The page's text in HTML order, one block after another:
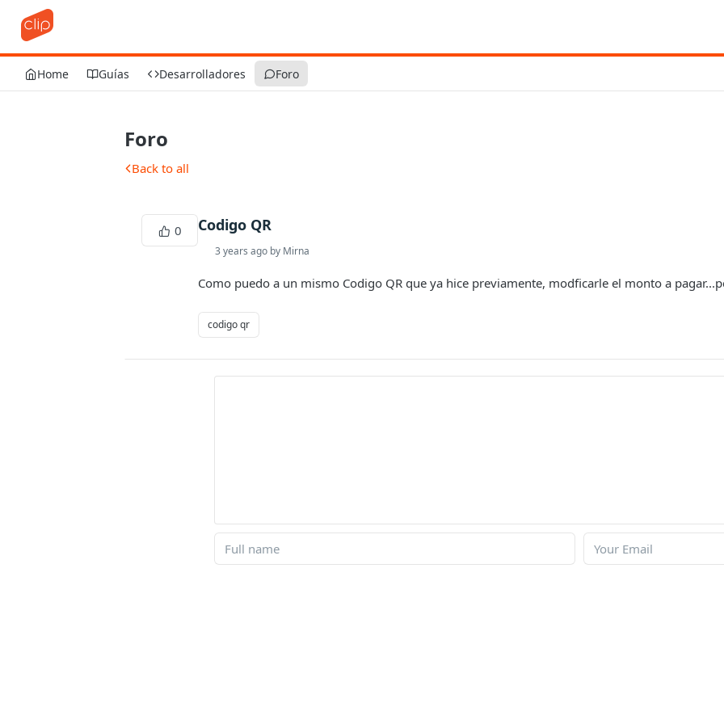
Home Guías Desarrolladores Foro
Foro
Back to all
0 Codigo QR
3 years ago by Mirna
Como puedo a un mismo Codigo QR que ya hice previamente, modficarle el monto a
codigo qr